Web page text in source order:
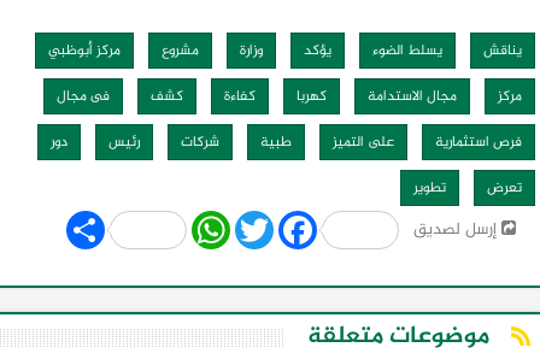
يناقش يسلط الضوء يؤكد وزارة مشروع
مركز أبوظبي
مركز
مجال الاستدامة كهربا كفاءة كشف
فى مجال
فرص استثمارية
على التميز طبية شركات رئيس
دور
تعرض
تطوير
إرسل لصديق Share WhatsApp
Twitter Facebook
موضوعات متعلقة